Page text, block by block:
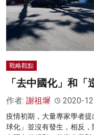
灼見活動
關於我們
戰略觀點
「去中國化」和
作者: 謝祖墀 2020-
疫情初期，大量專家學者
球化」並沒有發生，相反